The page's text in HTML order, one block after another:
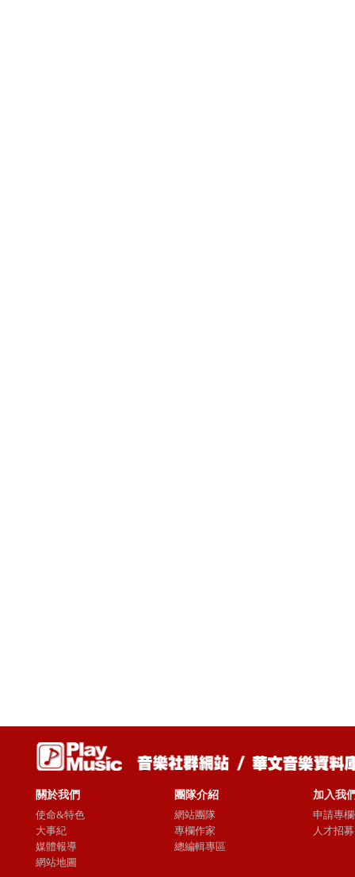
關於我們
使命&特色
大事紀
媒體報導
網站地圖
團隊介紹
網站團隊
專欄作家
總編輯專區
加入我
申請專
人才招募